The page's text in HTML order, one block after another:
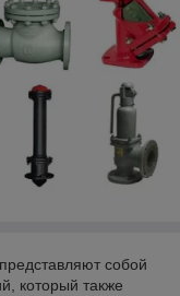
собой
который также